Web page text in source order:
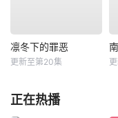
凛冬下的罪恶
更新至第20集
正在热播